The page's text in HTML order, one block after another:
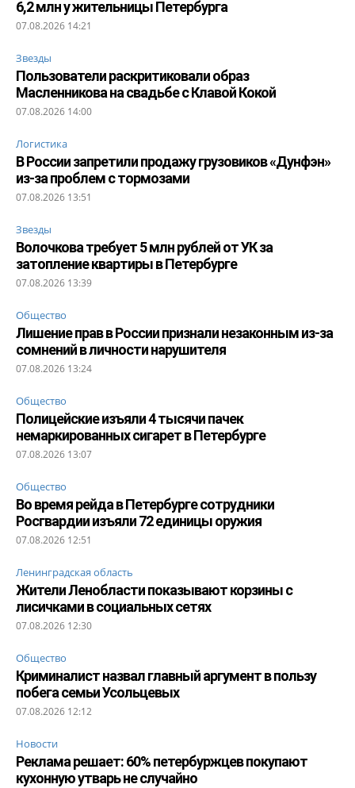
6,2 млн у жительницы Петербурга
07.08.2026 14:21
Звезды
Пользователи раскритиковали образ
Масленникова на свадьбе с Клавой Кокой
07.08.2026 14:00
Логистика
В России запретили продажу грузовиков «Дунфэн»
из-за проблем с тормозами
07.08.2026 13:51
Звезды
Волочкова требует 5 млн рублей от УК за
затопление квартиры в Петербурге
07.08.2026 13:39
Общество
Лишение прав в России признали незаконным из-за
сомнений в личности нарушителя
07.08.2026 13:24
Общество
Полицейские изъяли 4 тысячи пачек
немаркированных сигарет в Петербурге
07.08.2026 13:07
Общество
Во время рейда в Петербурге сотрудники
Росгвардии изъяли 72 единицы оружия
07.08.2026 12:51
Ленинградская область
Жители Ленобласти показывают корзины с
лисичками в социальных сетях
07.08.2026 12:30
Общество
Криминалист назвал главный аргумент в пользу
побега семьи Усольцевых
07.08.2026 12:12
Новости
Реклама решает: 60% петербуржцев покупают
кухонную утварь не случайно